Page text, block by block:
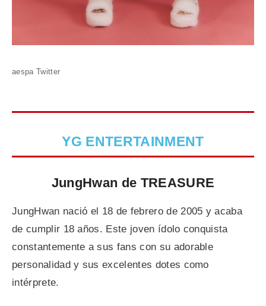
aespa Twitter
YG ENTERTAINMENT
JungHwan de TREASURE
JungHwan nació el 18 de febrero de 2005 y acaba
de cumplir 18 años. Este joven ídolo conquista
constantemente a sus fans con su adorable
personalidad y sus excelentes dotes como
intérprete.